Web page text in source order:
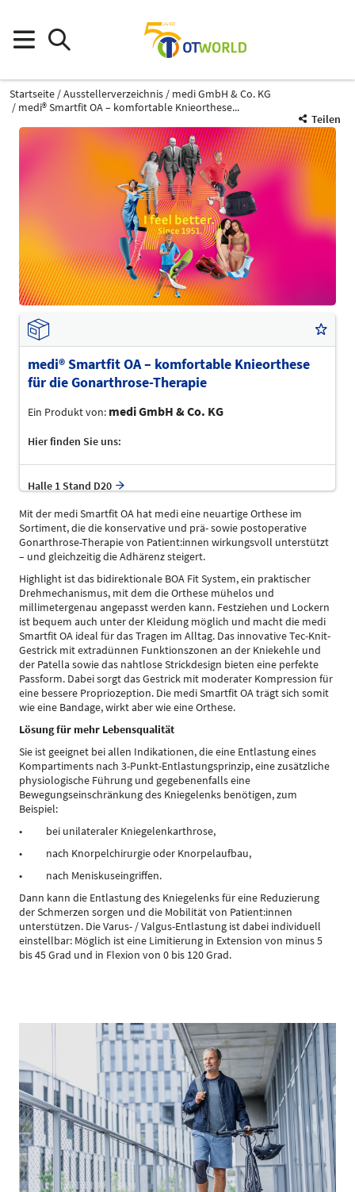
Startseite Ausstellerverzeichnis
medi GmbH & Co. KG
medi® Smartfit OA – komfortable Knieorthese...
Teilen
medi® Smartfit OA – komfortable Knieorthese
für die Gonarthrose-Therapie
Ein Produkt von: medi GmbH & Co. KG
Hier finden Sie uns:
Halle 1 Stand D20
Mit der medi Smartfit OA hat medi eine neuartige Orthese im
Sortiment, die die konservative und prä- sowie postoperative
Gonarthrose-Therapie von Patient:innen wirkungsvoll unterstützt
– und gleichzeitig die Adhärenz steigert.
Highlight ist das bidirektionale BOA Fit System, ein praktischer
Drehmechanismus, mit dem die Orthese mühelos und
millimetergenau angepasst werden kann. Festziehen und Lockern
ist bequem auch unter der Kleidung möglich und macht die medi
Smartfit OA ideal für das Tragen im Alltag. Das innovative Tec-Knit-
Gestrick mit extradünnen Funktionszonen an der Kniekehle und
der Patella sowie das nahtlose Strickdesign bieten eine perfekte
Passform. Dabei sorgt das Gestrick mit moderater Kompression für
eine bessere Propriozeption. Die medi Smartfit OA trägt sich somit
wie eine Bandage, wirkt aber wie eine Orthese.
Lösung für mehr Lebensqualität
Sie ist geeignet bei allen Indikationen, die eine Entlastung eines
Kompartiments nach 3-Punkt-Entlastungsprinzip, eine zusätzliche
physiologische Führung und gegebenenfalls eine
Bewegungseinschränkung des Kniegelenks benötigen, zum
Beispiel:
• bei unilateraler Kniegelenkarthrose,
• nach Knorpelchirurgie oder Knorpelaufbau,
• nach Meniskuseingriffen.
Dann kann die Entlastung des Kniegelenks für eine Reduzierung
der Schmerzen sorgen und die Mobilität von Patient:innen
unterstützen. Die Varus- / Valgus-Entlastung ist dabei individuell
einstellbar: Möglich ist eine Limitierung in Extension von minus 5
bis 45 Grad und in Flexion von 0 bis 120 Grad.